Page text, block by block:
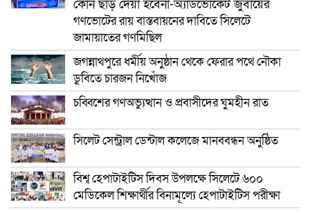
কোন ছাড় দেয়া হবেনা-অ্যাডভোকেট জুবায়ের
গণভোটের রায় বাস্তবায়নের দাবিতে সিলেটে
জামায়াতের গণমিছিল
জগন্নাথপুরে ধর্মীয় অনুষ্ঠান থেকে ফেরার পথে নৌকা
ডুবিতে চারজন নিখোঁজ
চব্বিশের গণঅভ্যুত্থান ও প্রবাসীদের ঘুমহীন রাত
সিলেট সেন্ট্রাল ডেন্টাল কলেজে মানববন্ধন অনুষ্ঠিত
বিশ্ব হেপাটাইটিস দিবস উপলক্ষে সিলেটে ৬০০
মেডিকেল শিক্ষার্থীর বিনামূল্যে হেপাটাইটিস পরীক্ষা